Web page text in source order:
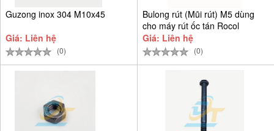
Guzong inox 304 M10x45
Giá: Liên hệ
(0)
Bulong rút (Mũi rút) M5 dùng
cho máy rút ốc tán Rocol
Giá: Liên hệ
(0)